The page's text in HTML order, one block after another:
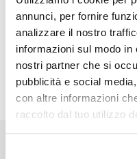
annunci, per fornire
analizzare il nostro
informazioni sul modo
nostri partner che si
pubblicità e social
con altre informazioni
raccolto dal tuo utilizzo